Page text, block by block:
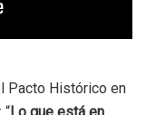
Pacto Histórico en
Lo que está en